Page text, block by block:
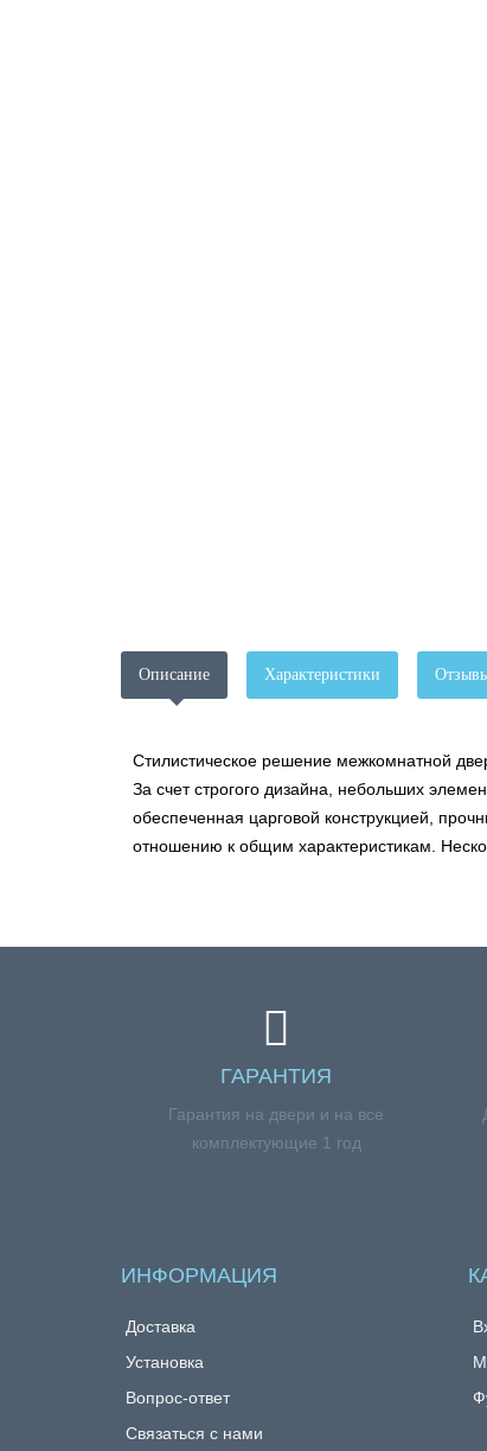
Описание Характеристики
Стилистическое решение межкомнатной
За счет строгого дизайна, небольших
обеспеченная царговой конструкцией,
отношению к общим характеристикам.
ГАРАНТИЯ
Гарантия на двери и на все
комплектующие 1 год
ИНФОРМАЦИЯ
Доставка
Установка
Вопрос-ответ
Связаться с нами